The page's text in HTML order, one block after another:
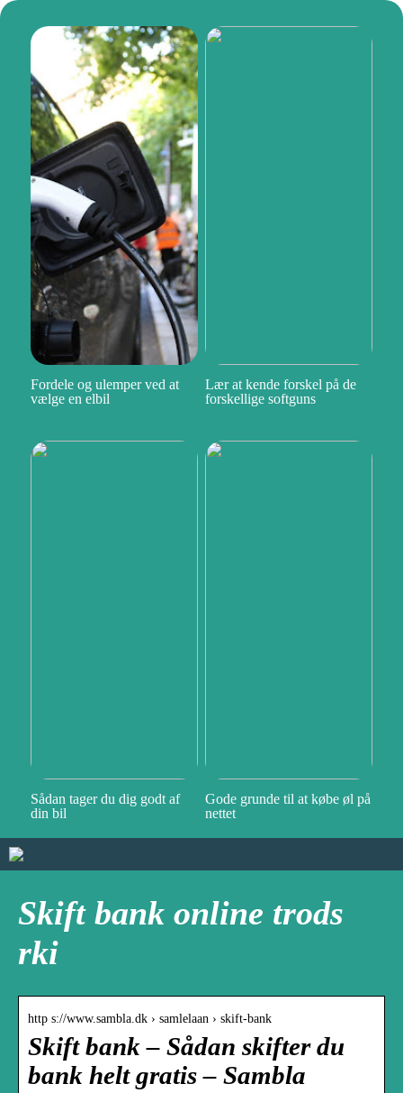
Fordele og ulemper ved at
vælge en elbil
Lær at kende forskel på de
forskellige softguns
Sådan tager du dig godt af
din bil
Gode grunde til at købe øl på
nettet
Skift bank online trods
rki
http s://www.sambla.dk › samlelaan › skift-bank
Skift bank – Sådan skifter du
bank helt gratis – Sambla